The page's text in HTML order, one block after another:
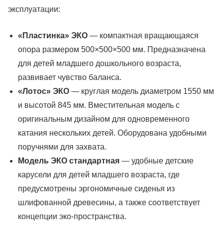
эксплуатации:
«Пластинка» ЭКО — компактная вращающаяся
опора размером 500×500×500 мм. Предназначена
для детей младшего дошкольного возраста,
развивает чувство баланса.
«Лотос» ЭКО — круглая модель диаметром 1550 мм
и высотой 845 мм. Вместительная модель с
оригинальным дизайном для одновременного
катания нескольких детей. Оборудована удобными
поручнями для захвата.
Модель ЭКО стандартная — удобные детские
карусели для детей младшего возраста, где
предусмотрены эргономичные сиденья из
шлифованной древесины, а также соответствует
концепции эко-пространства.